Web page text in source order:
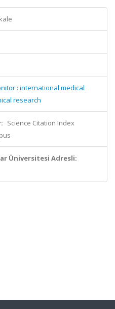
: international medical
research
Science Citation Index
Üniversitesi Adresli: